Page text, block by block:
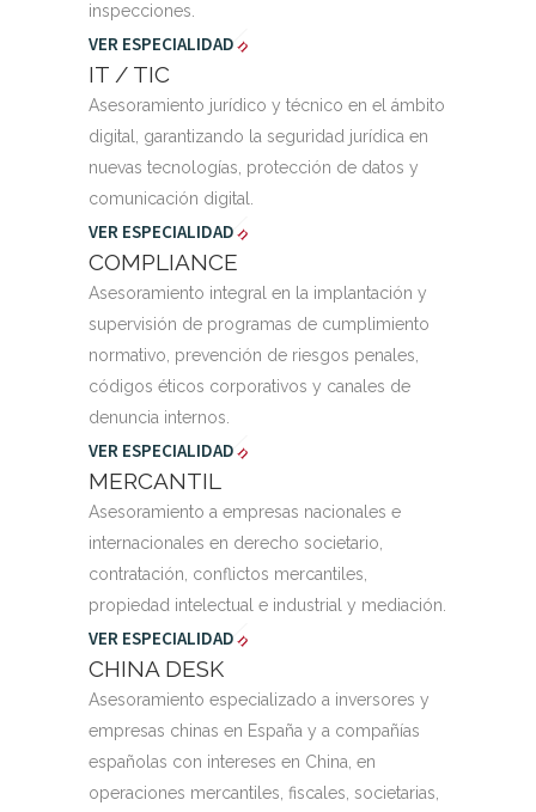
inspecciones.
VER ESPECIALIDAD
IT / TIC
Asesoramiento jurídico y técnico en el ámbito
digital, garantizando la seguridad jurídica en
nuevas tecnologías, protección de datos y
comunicación digital.
VER ESPECIALIDAD
COMPLIANCE
Asesoramiento integral en la implantación y
supervisión de programas de cumplimiento
normativo, prevención de riesgos penales,
códigos éticos corporativos y canales de
denuncia internos.
VER ESPECIALIDAD
MERCANTIL
Asesoramiento a empresas nacionales e
internacionales en derecho societario,
contratación, conflictos mercantiles,
propiedad intelectual e industrial y mediación.
VER ESPECIALIDAD
CHINA DESK
Asesoramiento especializado a inversores y
empresas chinas en España y a compañías
españolas con intereses en China, en
operaciones mercantiles, fiscales, societarias,